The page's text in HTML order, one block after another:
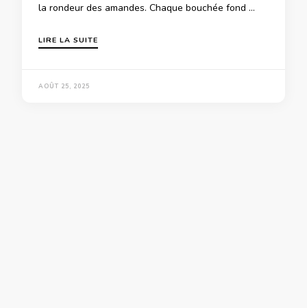
la rondeur des amandes. Chaque bouchée fond …
LIRE LA SUITE
AOÛT 25, 2025